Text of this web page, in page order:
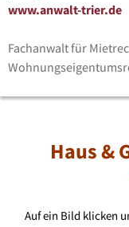
www.anwalt-trier.de
Fachanwalt für
Haus &
Auf ein Bild klicken